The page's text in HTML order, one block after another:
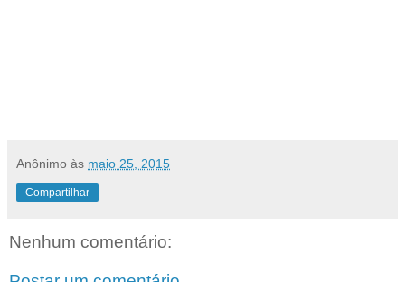
Anônimo às maio 25, 2015
Compartilhar
Nenhum comentário: